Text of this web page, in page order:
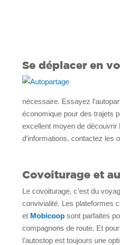
Se déplacer en
nécessaire. Essayez
économique pour des trajets
excellent moyen de découvrir
d’informations, contactez les
Covoiturage et
Le covoiturage, c’est du
convivialité. Les plateformes
et Mobicoopsont parfaites
compagnons de route. Et
l’autostop est toujours une